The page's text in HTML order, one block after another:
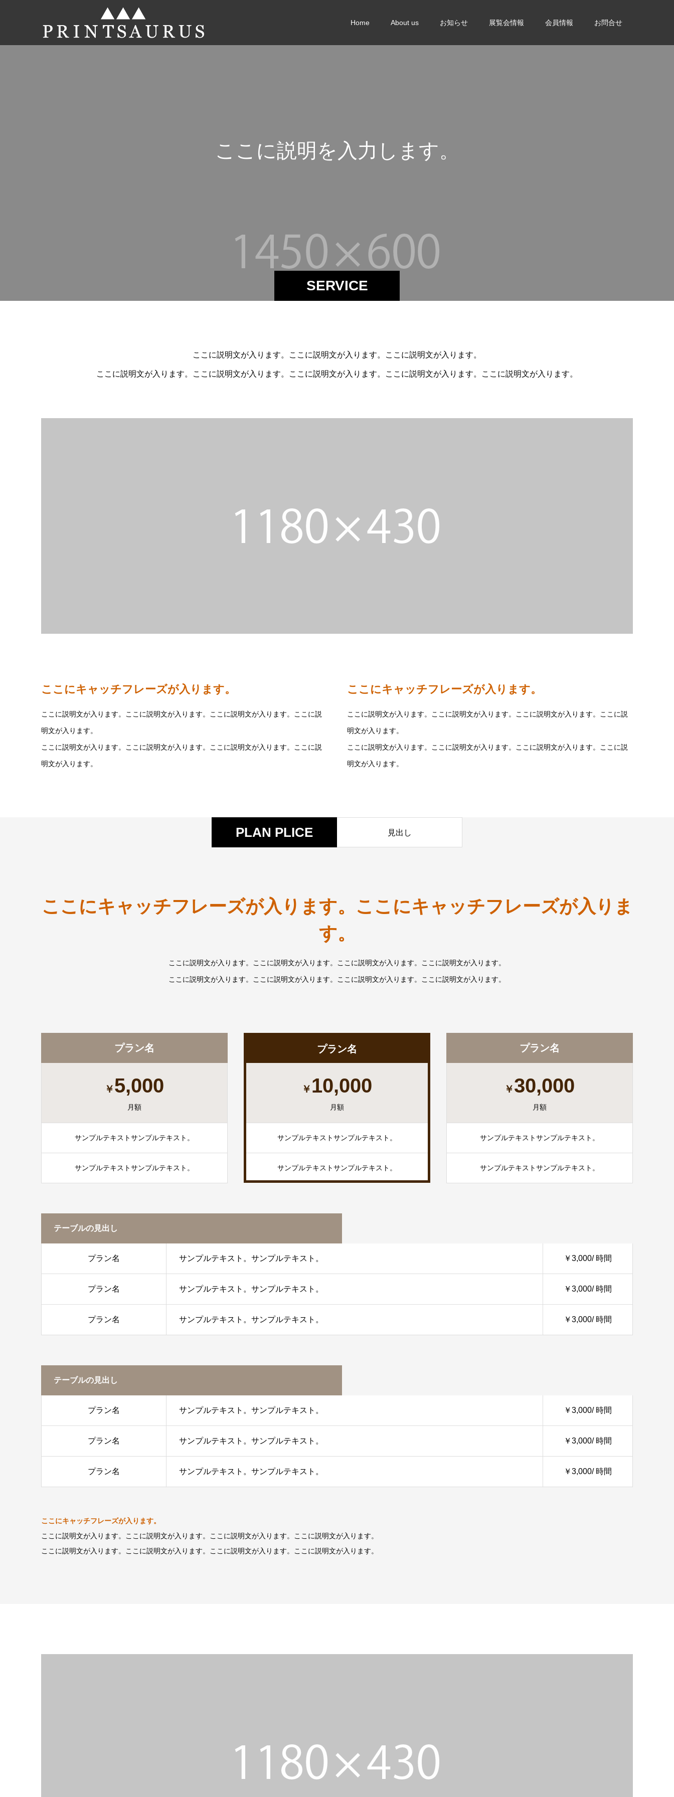
Home About us お知らせ 展覧会情報 会員情報 お問合せ
SERVICE
説明 を 入 力 し ま す
ここ に
ここに説明文が入ります。ここに説明文が入ります。ここに説明文が入ります。
ここに説明文が入ります。ここに説明文が入ります。ここに説明文が入ります。ここに説明文が入ります。ここに説明文が入ります。
ここにキャッチフレーズが入ります。
ここに説明文が入ります。ここに説明文が入ります。ここに説明文が入ります。ここに説
明文が入ります。
ここに説明文が入ります。ここに説明文が入ります。ここに説明文が入ります。ここに説
明文が入ります。
ここにキャッチフレーズが入ります。
ここに説明文が入ります。ここに説明文が入ります。ここに説明文が入ります。ここに説
明文が入ります。
ここに説明文が入ります。ここに説明文が入ります。ここに説明文が入ります。ここに説
明文が入ります。
PLAN PLICE 見出し
ここにキャッチフレーズが入ります。ここにキャッチフレーズが入りま
す。
ここに説明文が入ります。ここに説明文が入ります。ここに説明文が入ります。ここに説明文が入ります。
ここに説明文が入ります。ここに説明文が入ります。ここに説明文が入ります。ここに説明文が入ります。
プラン名
￥5,000
月額
サンプルテキストサンプルテキスト。
サンプルテキストサンプルテキスト。
プラン名
￥ 10,000
月額
サンプルテキストサンプルテキスト。
サンプルテキストサンプルテキスト。
プラン名
￥30,000
月額
サンプルテキストサンプルテキスト。
サンプルテキストサンプルテキスト。
テーブルの見出し
プラン名 サンプルテキスト。サンプルテキスト。 ￥3,000/ 時間
プラン名 サンプルテキスト。サンプルテキスト。 ￥3,000/ 時間
プラン名 サンプルテキスト。サンプルテキスト。 ￥3,000/ 時間
テーブルの見出し
プラン名 サンプルテキスト。サンプルテキスト。 ￥3,000/ 時間
プラン名 サンプルテキスト。サンプルテキスト。 ￥3,000/ 時間
プラン名 サンプルテキスト。サンプルテキスト。 ￥3,000/ 時間
ここにキャッチフレーズが入ります。
ここに説明文が入ります。ここに説明文が入ります。ここに説明文が入ります。ここに説明文が入ります。
ここに説明文が入ります。ここに説明文が入ります。ここに説明文が入ります。ここに説明文が入ります。